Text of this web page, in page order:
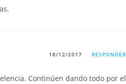
18/12/2017 RESPONDER
Continúen dando todo por el